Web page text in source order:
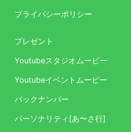
プライバシーポリシー
プレゼント
Youtubeスタジオムービー
Youtubeイベントムービー
バックナンバー
パーソナリティ[あ〜さ行]